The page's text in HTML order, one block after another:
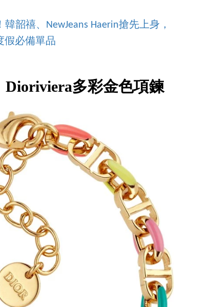
韶禧、NewJeans Haerin搶先上身，
假必備單品
多彩金色項鍊